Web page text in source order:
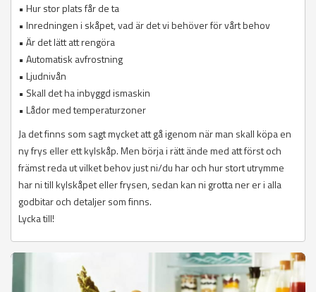
• Hur stor plats får de ta
• Inredningen i skåpet, vad är det vi behöver för vårt behov
• Är det lätt att rengöra
• Automatisk avfrostning
• Ljudnivån
• Skall det ha inbyggd ismaskin
• Lådor med temperaturzoner
Ja det finns som sagt mycket att gå igenom när man skall köpa en
ny frys eller ett kylskåp. Men börja i rätt ände med att först och
främst reda ut vilket behov just ni/du har och hur stort utrymme
har ni till kylskåpet eller frysen, sedan kan ni grotta ner er i alla
godbitar och detaljer som finns.
Lycka till!